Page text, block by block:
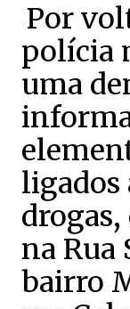
Por
polícia
uma
ligados
na Rua
bairro